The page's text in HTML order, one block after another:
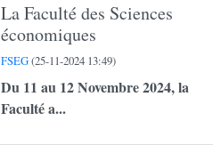
La Faculté des Sciences
économiques
FSEG(25-11-2024 13:49)
Du 11 au 12 Novembre 2024, la
Faculté a...